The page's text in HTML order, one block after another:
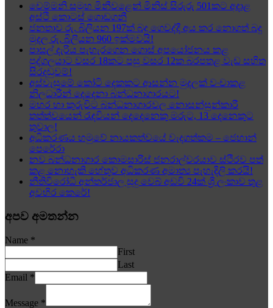
චෙම්මනි සමූහ මිනීවළෙන් මිනිස් සිරුරු 501කට අදාළ
අස්ථි කොටස් ගොඩගනී
ජනතාව රු. බිලියන 197ක් බදු ගෙවද්දී අය කර නොගත් බදු
මුදල රු. බිලියන 960 ඉක්මවයි!
පාසල් දැරිය පැහැරගෙන ගොස් අපයෝජනය කළ
පුද්ගලයාට වසර 18කට පසු වසර 12ක බරපතළ වැඩ සහිත
සිරදඬුවම්!
අස්වැසුමේ කෝටි දෙකකට ආසන්න මුදලක් වංචාකළ
නිලධාරීන් දෙදෙනා බන්ධනාගාරයට!
මහර හා කුරුවිට බන්ධනාගාරවල නොසන්සුන්කාරී
තත්ත්වයෙන් රැඳවියන් දෙදෙනෙකු මරුට, 13 දෙනෙකුට
තුවාල!
අධිකරණය හමුවේ නායකත්වයේ වැදගත්කම – ජෙහාන්
පෙරේරා
නව බන්ධනාගාර කොමසාරිස් ජනරාල්වරයාව ස්ථිරව පත්
කළ නොහැකි හේතුව අධිකරණ අමාත්‍ය පැහැදිලි කරයි!
නීතිවිරෝධී අන්තර්ජාල සූදු වෙබ් අඩවි 24ක් ශ්‍රී ලංකාව තුළ
අවහිර කෙරේ!
අපව අමතන්න
Name *
First
Last
Email *
Message *